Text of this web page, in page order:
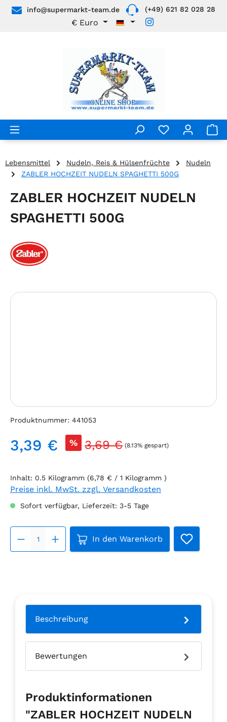
Zum Hauptinhalt springen
info@supermarkt-team.de (+49) 621 82 028 28
€ Euro
Lebensmittel Nudeln, Reis & Hülsenfrüchte
Nudeln
ZABLER HOCHZEIT NUDELN SPAGHETTI 500G
ZABLER HOCHZEIT NUDELN
SPAGHETTI 500G
Bildergalerie überspringen
Produktnummer: 441053
Verkaufspreis:
3,39 € % Regulärer Preis:
3,69 € (8.13% gespart)
Inhalt: 0.5 Kilogramm (6,78 € / 1 Kilogramm )
Preise inkl. MwSt. zzgl. Versandkosten
Sofort verfügbar, Lieferzeit: 3-5 Tage
Produkt Anzahl: Gib den
In den Warenkorb
Beschreibung
Bewertungen
Produktinformationen
"ZABLER HOCHZEIT NUDELN